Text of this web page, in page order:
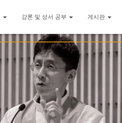
강론 및 성서 공부 게시판